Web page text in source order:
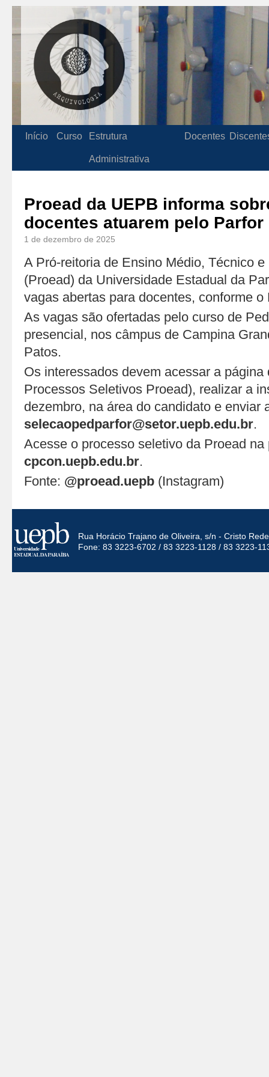
Início Curso Estrutura
Administrativa
Docentes
Proead da UEPB informa
docentes atuarem pelo Parfor
1 de dezembro de 2025
A Pró-reitoria de Ensino Médio, Técnico
(Proead) da Universidade Estadual da
vagas abertas para docentes, conforme o
As vagas são ofertadas pelo curso de
presencial, nos câmpus de Campina
Patos.
Os interessados devem acessar a página
Processos Seletivos Proead), realizar a
dezembro, na área do candidato e enviar
selecaopedparfor@setor.uepb.edu.br.
Acesse o processo seletivo da Proead
cpcon.uepb.edu.br.
Fonte: @proead.uepb (Instagram)
Rua Horácio Trajano de Oliveira, s/n - Cristo
Fone: 83 3223-6702 / 83 3223-1128 / 83 3223-